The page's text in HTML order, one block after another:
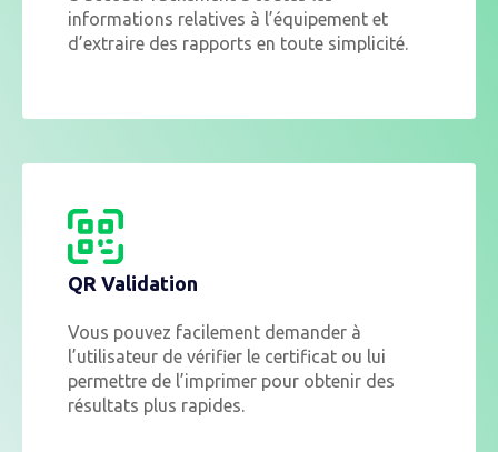
informations relatives à l’équipement et
d’extraire des rapports en toute simplicité.
QR Validation
Vous pouvez facilement demander à
l’utilisateur de vérifier le certificat ou lui
permettre de l’imprimer pour obtenir des
résultats plus rapides.